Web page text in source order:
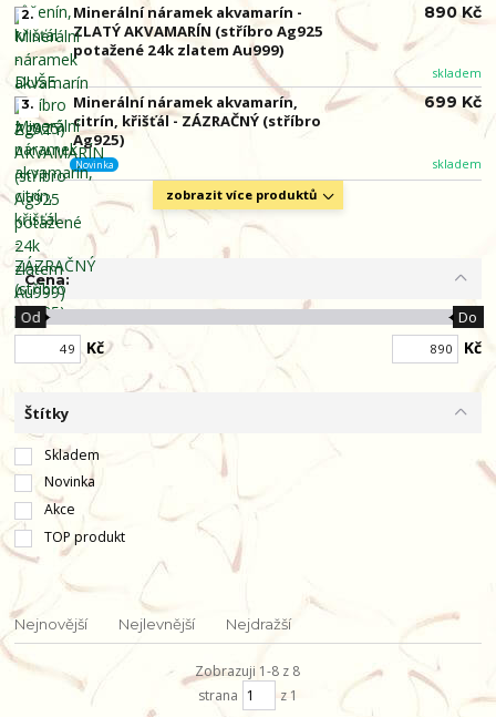
2.
Minerální náramek akvamarín -
ZLATÝ AKVAMARÍN (stříbro Ag925
potažené 24k zlatem Au999)
skladem
890 Kč
3.
Minerální náramek akvamarín,
citrín, křišťál - ZÁZRAČNÝ (stříbro
Ag925)
skladem
Novinka
699 Kč
zobrazit více produktů
Cena:
Kč
Od Do
Kč
Štítky
Skladem
Novinka
Akce
TOP produkt
Nejnovější Nejlevnější Nejdražší
Zobrazuji 1-8 z 8
strana
z 1